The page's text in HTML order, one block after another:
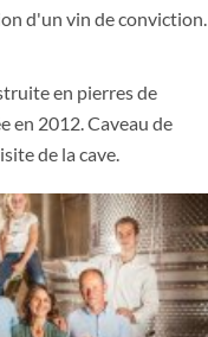
d'un vin de conviction.
en pierres de
en 2012. Caveau de
de la cave.